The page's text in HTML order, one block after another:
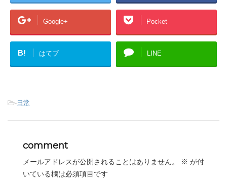
Google+ Pocket
B! はてブ LINE
-日常
comment
メールアドレスが公開されることはありません。 ※ が付
いている欄は必須項目です